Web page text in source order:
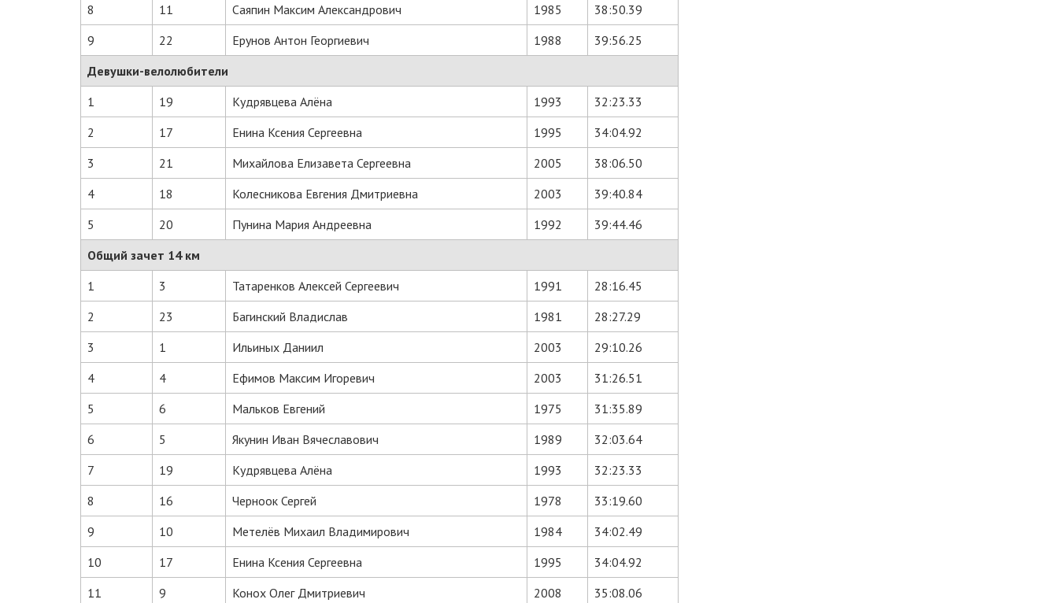
8
11 Саяпин Максим Александрович 1985
38:50.39
9
22 Ерунов Антон Георгиевич 1988
39:56.25
Девушки-велолюбители
1
19 Кудрявцева Алёна 1993
32:23.33
2
17 Енина Ксения Сергеевна 1995
34:04.92
3
21 Михайлова Елизавета Сергеевна 2005
38:06.50
4
18 Колесникова Евгения Дмитриевна 2003
39:40.84
5
20 Пунина Мария Андреевна 1992
39:44.46
Общий зачет 14 км
1
3 Татаренков Алексей Сергеевич 1991
28:16.45
2
23 Багинский Владислав 1981
28:27.29
3
1 Ильиных Даниил 2003
29:10.26
4
4 Ефимов Максим Игоревич 2003
31:26.51
5
6 Мальков Евгений 1975
31:35.89
6
5 Якунин Иван Вячеславович 1989
32:03.64
7
19 Кудрявцева Алёна 1993
32:23.33
8
16 Черноок Сергей 1978
33:19.60
9
10 Метелёв Михаил Владимирович 1984
34:02.49
10
17 Енина Ксения Сергеевна 1995
34:04.92
11
9 Конох Олег Дмитриевич 2008
35:08.06